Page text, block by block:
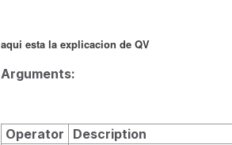
aqui esta la explicacion de QV
Arguments:
Operator
Description